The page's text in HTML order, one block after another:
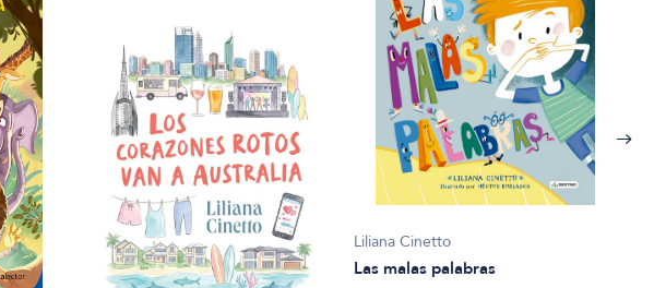
Liliana Cinetto
Las malas palabras